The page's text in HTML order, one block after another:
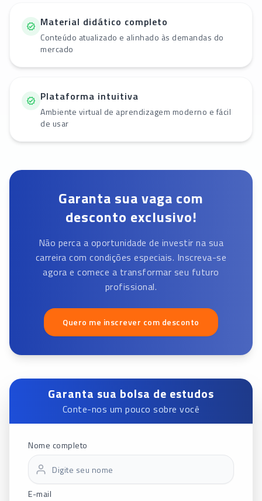
Material didático completo
Conteúdo atualizado e alinhado às demandas do
mercado
Plataforma intuitiva
Ambiente virtual de aprendizagem moderno e fácil
de usar
Garanta sua vaga com
desconto exclusivo!
Não perca a oportunidade de investir na sua
carreira com condições especiais. Inscreva-se
agora e comece a transformar seu futuro
profissional.
Quero me inscrever com desconto
Garanta sua bolsa de estudos
Conte-nos um pouco sobre você
Nome completo
E-mail